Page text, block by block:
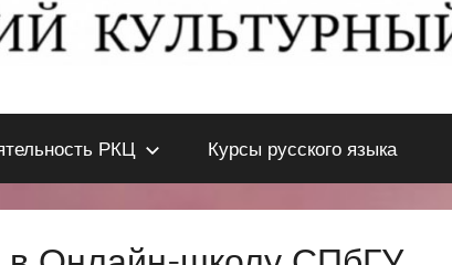
РКЦ Курсы русского языка